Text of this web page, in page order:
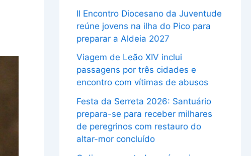
II Encontro Diocesano da Juventude
reúne jovens na ilha do Pico para
preparar a Aldeia 2027
Viagem de Leão XIV inclui
passagens por três cidades e
encontro com vítimas de abusos
Festa da Serreta 2026: Santuário
prepara-se para receber milhares
de peregrinos com restauro do
altar-mor concluído